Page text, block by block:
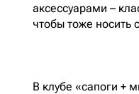
аксессуарами –
чтобы тоже носить
В клубе «сапоги +